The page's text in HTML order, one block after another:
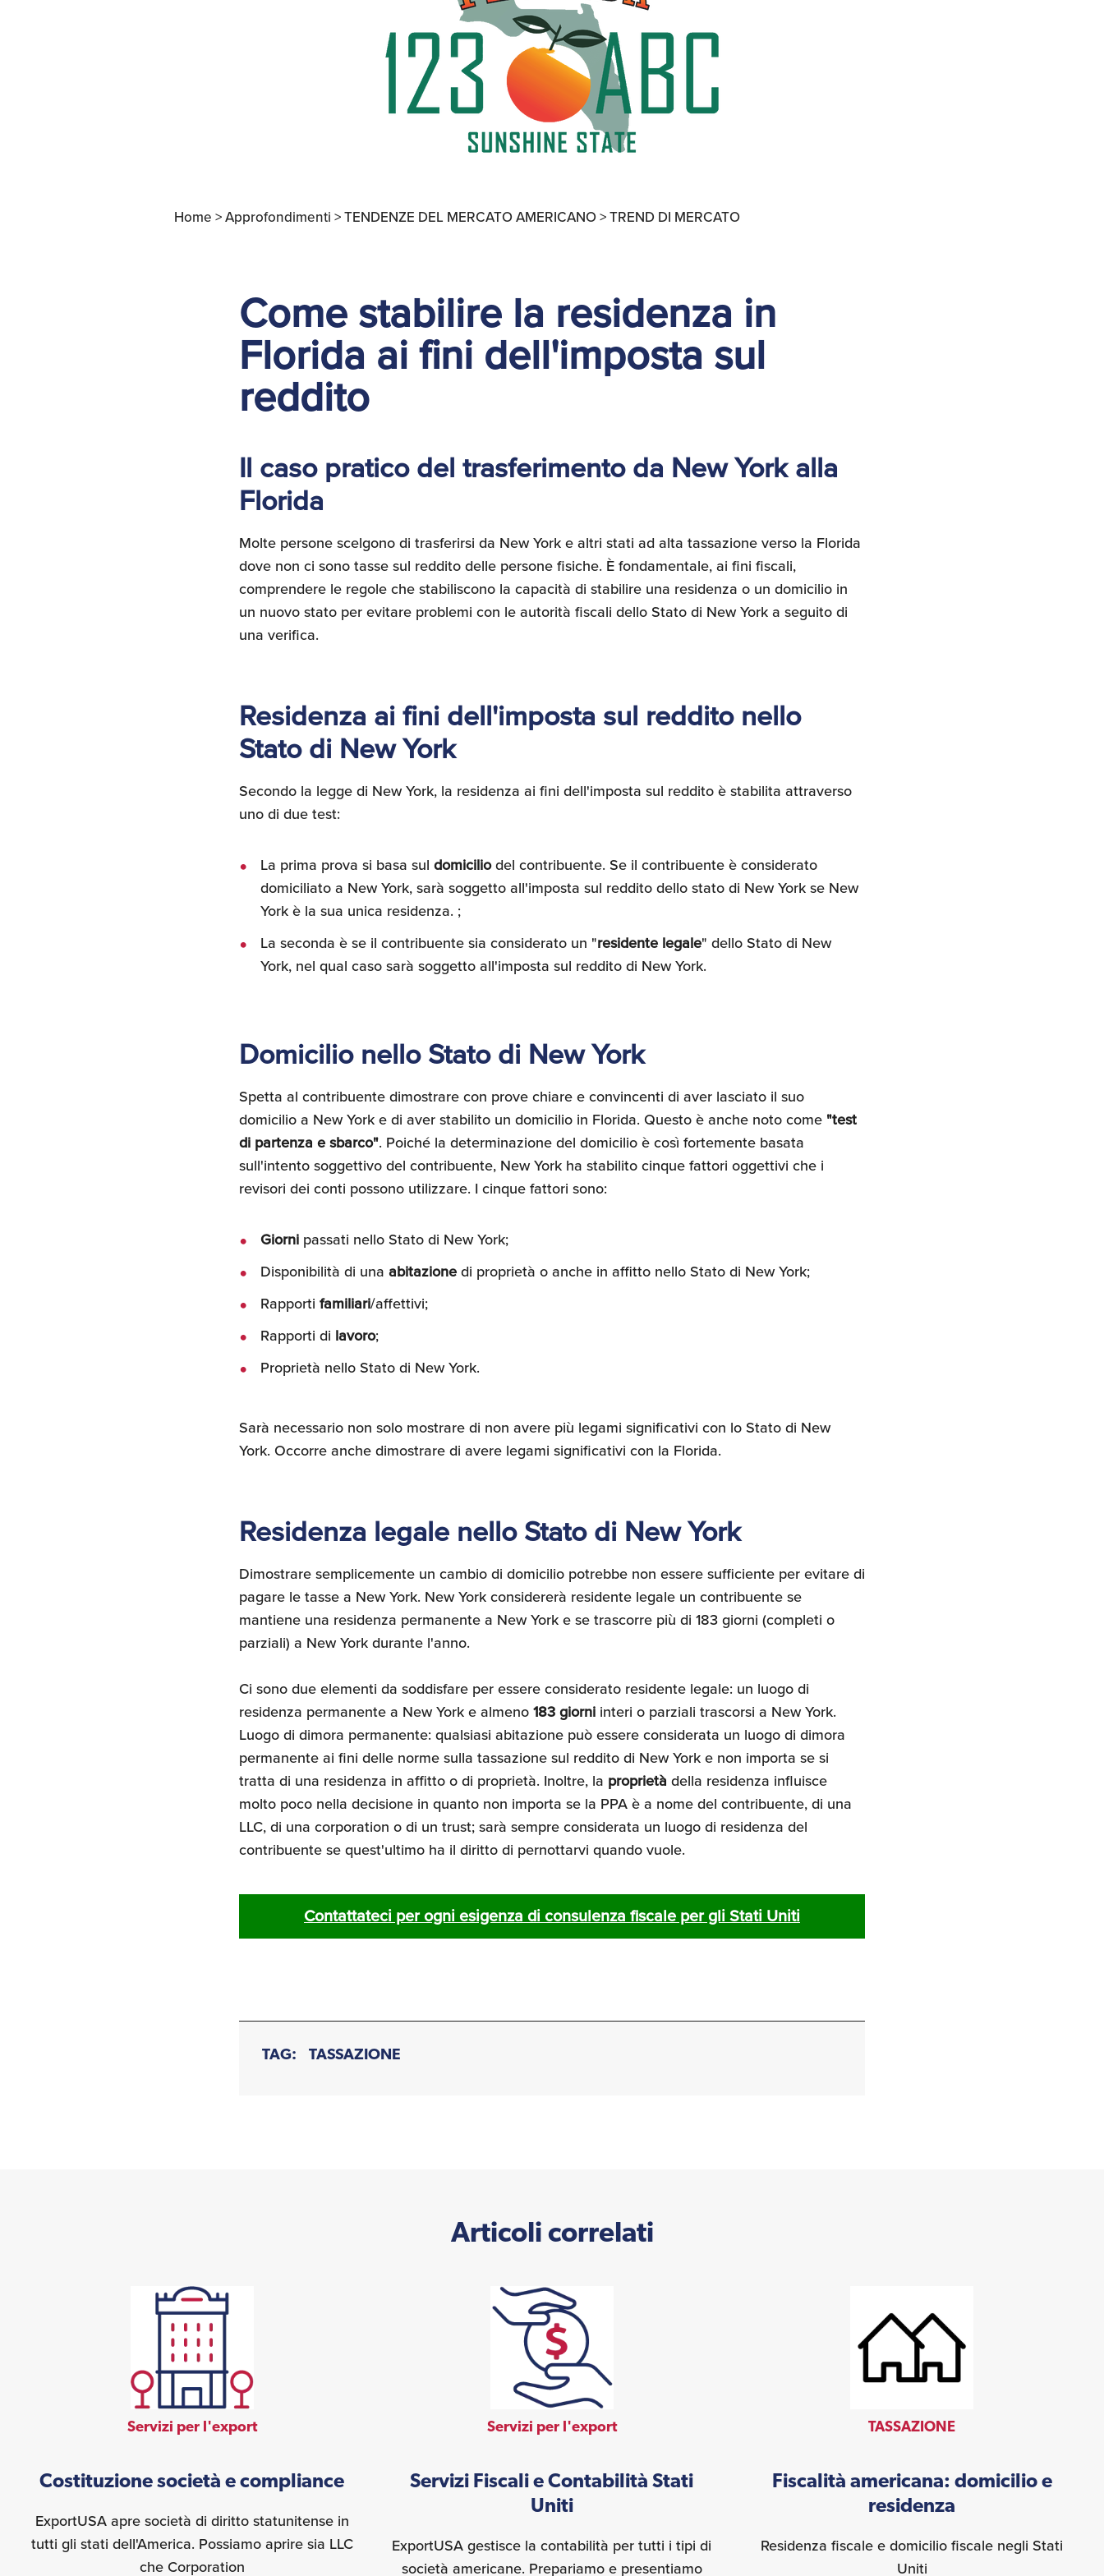
Ricerche di Mercato
Ricerca Personale e
Gestione Risorse
Home >Approfondimenti >TENDENZE DEL MERCATO AMERICANO >TREND DI MERCATO
Come stabilire la residenza in
Florida ai fini dell'imposta sul
reddito
Il caso pratico del trasferimento da New York alla
Florida
Molte persone scelgono di trasferirsi da New York e altri stati ad alta tassazione verso la Florida
dove non ci sono tasse sul reddito delle persone fisiche. È fondamentale, ai fini fiscali,
comprendere le regole che stabiliscono la capacità di stabilire una residenza o un domicilio in
un nuovo stato per evitare problemi con le autorità fiscali dello Stato di New York a seguito di
una verifica.
Residenza ai fini dell'imposta sul reddito nello
Stato di New York
Secondo la legge di New York, la residenza ai fini dell'imposta sul reddito è stabilita attraverso
uno di due test:
La prima prova si basa sul domiciliodel contribuente. Se il contribuente è considerato
domiciliato a New York, sarà soggetto all'imposta sul reddito dello stato di New York se New
York è la sua unica residenza. ;
La seconda è se il contribuente sia considerato un "residente legale" dello Stato di New
York, nel qual caso sarà soggetto all'imposta sul reddito di New York.
Domicilio nello Stato di New York
Spetta al contribuente dimostrare con prove chiare e convincenti di aver lasciato il suo
domicilio a New York e di aver stabilito un domicilio in Florida. Questo è anche noto come "test
di partenza e sbarco". Poiché la determinazione del domicilio è così fortemente basata
sull'intento soggettivo del contribuente, New York ha stabilito cinque fattori oggettivi che i
revisori dei conti possono utilizzare. I cinque fattori sono:
Giorni passati nello Stato di New York;
Disponibilità di una abitazione di proprietà o anche in affitto nello Stato di New York;
Rapporti familiari/affettivi;
Rapporti di lavoro;
Proprietà nello Stato di New York.
Sarà necessario non solo mostrare di non avere più legami significativi con lo Stato di New
York. Occorre anche dimostrare di avere legami significativi con la Florida.
Residenza legale nello Stato di New York
Dimostrare semplicemente un cambio di domicilio potrebbe non essere sufficiente per evitare di
pagare le tasse a New York. New York considererà residente legale un contribuente se
mantiene una residenza permanente a New York e se trascorre più di 183 giorni (completi o
parziali) a New York durante l'anno.
Ci sono due elementi da soddisfare per essere considerato residente legale: un luogo di
residenza permanente a New York e almeno 183 giorni interi o parziali trascorsi a New York.
Luogo di dimora permanente: qualsiasi abitazione può essere considerata un luogo di dimora
permanente ai fini delle norme sulla tassazione sul reddito di New York e non importa se si
tratta di una residenza in affitto o di proprietà. Inoltre, la proprietà della residenza influisce
molto poco nella decisione in quanto non importa se la PPA è a nome del contribuente, di una
LLC, di una corporation o di un trust; sarà sempre considerata un luogo di residenza del
contribuente se quest'ultimo ha il diritto di pernottarvi quando vuole.
Contattateci per ogni esigenza di consulenza fiscale per gli Stati Uniti
TAG: TASSAZIONE
Articoli correlati
Servizi per l'export
Costituzione società e compliance
ExportUSA apre società di diritto statunitense in
tutti gli stati dell'America. Possiamo aprire sia LLC
che Corporation
Servizi per l'export
Servizi Fiscali e Contabilità Stati
Uniti
ExportUSA gestisce la contabilità per tutti i tipi di
società americane. Prepariamo e presentiamo
TASSAZIONE
Fiscalità americana: domicilio e
residenza
Residenza fiscale e domicilio fiscale negli Stati
Uniti